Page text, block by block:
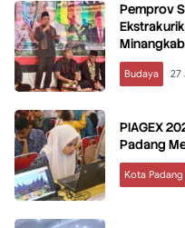
Pemprov
Budaya 27
PIAGEX
Padang
Kota Padang